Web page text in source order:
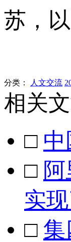
苏，
分类： 人文交流
相关
□
□
实
□